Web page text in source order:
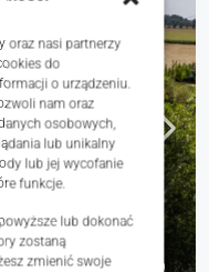
oraz nasi partnerzy
do
o urządzeniu.
nam oraz
osobowych,
lub unikalny
lub jej wycofanie
funkcje.
lub dokonać
zostaną
zmienić swoje